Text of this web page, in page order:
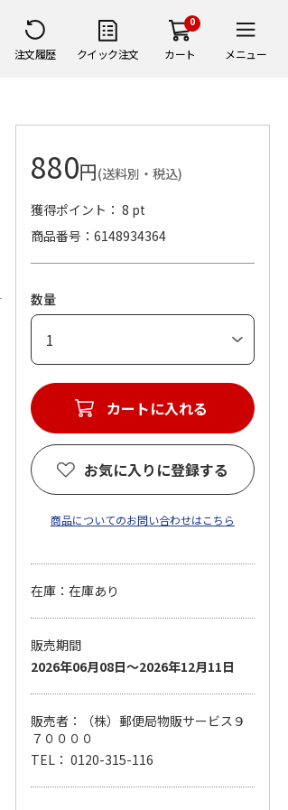
注文履歴 クイック注文
0
カート メニュー
880円(送料別・税込)
獲得ポイント： 8 pt
商品番号
6148934364
数量
カートに入れる
お気に入りに登録する
商品についてのお問い合わせはこちら
在庫：在庫あり
販売期間
2026年06月08日～2026年12月11日
販売者：（株）郵便局物販サービス９
７００００
TEL： 0120-315-116